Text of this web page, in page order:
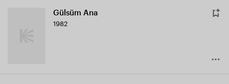
Gülsüm Ana
1982